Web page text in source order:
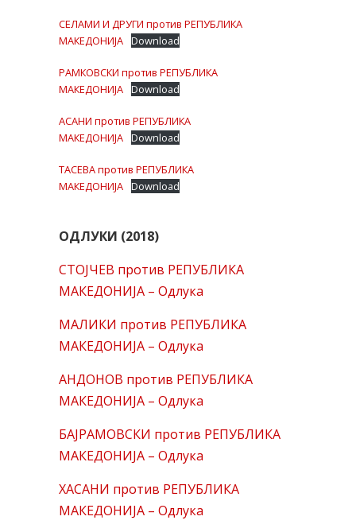
СЕЛАМИ И ДРУГИ против РЕПУБЛИКА
МАКЕДОНИЈА Download
РАМКОВСКИ против РЕПУБЛИКА
МАКЕДОНИЈА Download
АСАНИ против РЕПУБЛИКА
МАКЕДОНИЈА Download
ТАСЕВА против РЕПУБЛИКА
МАКЕДОНИЈА Download
ОДЛУКИ (2018)
СТОЈЧЕВ против РЕПУБЛИКА
МАКЕДОНИЈА – Одлука
МАЛИКИ против РЕПУБЛИКА
МАКЕДОНИЈА – Одлука
АНДОНОВ против РЕПУБЛИКА
МАКЕДОНИЈА – Одлука
БАЈРАМОВСКИ против РЕПУБЛИКА
МАКЕДОНИЈА – Одлука
ХАСАНИ против РЕПУБЛИКА
МАКЕДОНИЈА – Одлука